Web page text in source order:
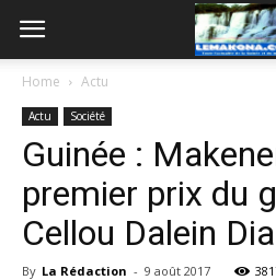
Home Actu
Actu Société
Guinée :
premier prix du
Cellou Dalein
By La Rédaction - 9 août 2017